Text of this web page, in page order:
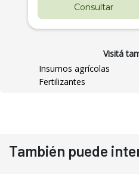
Consultar
Visitá
Insumos agrícolas
Fertilizantes
También puede